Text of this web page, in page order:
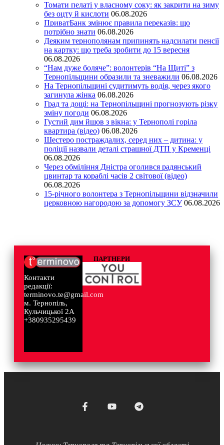
Томати пелаті у власному соку: як закрити на зиму
без оцту й кислоти 06.08.2026
ПриватБанк змінює правила переказів: що
потрібно знати 06.08.2026
Деяким тернополянам припинять надсилати пенсії
на картку: що треба зробити до 15 вересня
06.08.2026
“Нам дуже боляче”: волонтерів “На Щиті” з
Тернопільщини образили та зневажили 06.08.2026
На Тернопільщині судитимуть водія, через якого
загинула жінка 06.08.2026
Град та дощі: на Тернопільщині прогнозують різку
зміну погоди 06.08.2026
Густий дим йшов з вікна: у Тернополі горіла
квартира (відео) 06.08.2026
Шестеро постраждалих, серед них – дитина: у
поліції назвали деталі страшної ДТП у Кременці
06.08.2026
Через обміління Дністра оголився радянський
цвинтар та кораблі часів 2 світової (відео)
06.08.2026
15-річного волонтера з Тернопільщини відзначили
церковною нагородою за допомогу ЗСУ 06.08.2026
Контакти
редакції:
terminovo.te@gmail.com
м. Тернопіль,
Кульчицької 2А
+380935295439
ПАРТНЕРИ